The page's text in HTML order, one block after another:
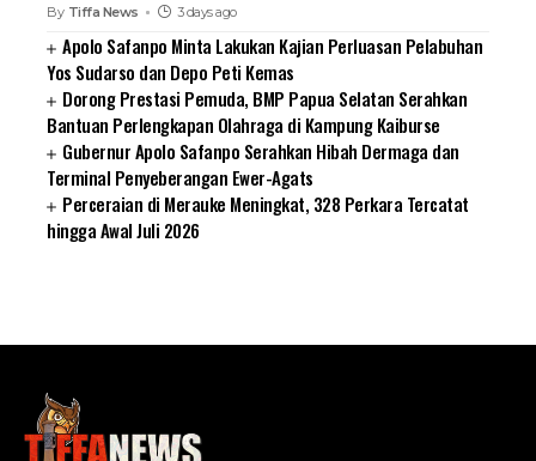
By Tiffa News 3 days ago
Apolo Safanpo Minta Lakukan Kajian Perluasan Pelabuhan
Yos Sudarso dan Depo Peti Kemas
Dorong Prestasi Pemuda, BMP Papua Selatan Serahkan
Bantuan Perlengkapan Olahraga di Kampung Kaiburse
Gubernur Apolo Safanpo Serahkan Hibah Dermaga dan
Terminal Penyeberangan Ewer-Agats
Perceraian di Merauke Meningkat, 328 Perkara Tercatat
hingga Awal Juli 2026